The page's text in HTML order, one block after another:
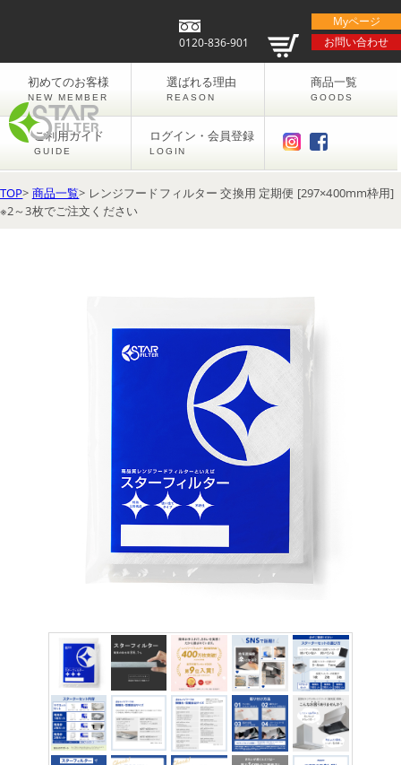
0120-836-901
Myページ
お問い合わせ
初めてのお客様
NEW MEMBER
選ばれる理由
REASON
商品一覧
GOODS
ご利用ガイド
GUIDE
ログイン・会員登録
LOGIN
TOP> 商品一覧> レンジフードフィルター 交換用 定期便 [297×400mm枠用]
※2～3枚でご注文ください